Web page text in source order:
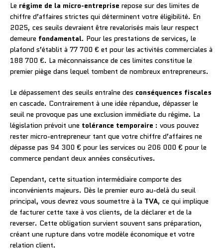
Le régime de la micro-entreprise repose sur des limites de
chiffre d’affaires strictes qui déterminent votre éligibilité. En
2025, ces seuils devraient être revalorisés mais leur respect
demeure fondamental. Pour les prestations de services, le
plafond s’établit à 77 700 € et pour les activités commerciales à
188 700 €. La méconnaissance de ces limites constitue le
premier piège dans lequel tombent de nombreux entrepreneurs.
Le dépassement des seuils entraîne des conséquences fiscales
en cascade. Contrairement à une idée répandue, dépasser le
seuil ne provoque pas une exclusion immédiate du régime. La
législation prévoit une tolérance temporaire : vous pouvez
rester micro-entrepreneur tant que votre chiffre d’affaires ne
dépasse pas 94 300 € pour les services ou 206 000 € pour le
commerce pendant deux années consécutives.
Cependant, cette situation intermédiaire comporte des
inconvénients majeurs. Dès le premier euro au-delà du seuil
principal, vous devrez vous soumettre à la TVA, ce qui implique
de facturer cette taxe à vos clients, de la déclarer et de la
reverser. Cette obligation survient souvent sans préparation,
créant une rupture dans votre modèle économique et votre
relation client.